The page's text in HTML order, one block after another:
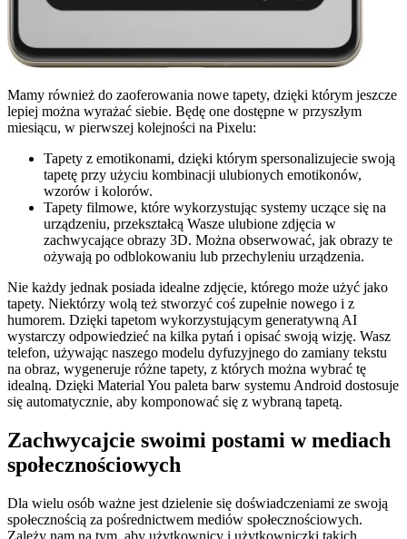
Mamy również do zaoferowania nowe tapety, dzięki którym jeszcze
lepiej można wyrażać siebie. Będę one dostępne w przyszłym
miesiącu, w pierwszej kolejności na Pixelu:
Tapety z emotikonami, dzięki którym spersonalizujecie swoją
tapetę przy użyciu kombinacji ulubionych emotikonów,
wzorów i kolorów.
Tapety filmowe, które wykorzystując systemy uczące się na
urządzeniu, przekształcą Wasze ulubione zdjęcia w
zachwycające obrazy 3D. Można obserwować, jak obrazy te
ożywają po odblokowaniu lub przechyleniu urządzenia.
Nie każdy jednak posiada idealne zdjęcie, którego może użyć jako
tapety. Niektórzy wolą też stworzyć coś zupełnie nowego i z
humorem. Dzięki tapetom wykorzystującym generatywną AI
wystarczy odpowiedzieć na kilka pytań i opisać swoją wizję. Wasz
telefon, używając naszego modelu dyfuzyjnego do zamiany tekstu
na obraz, wygeneruje różne tapety, z których można wybrać tę
idealną. Dzięki Material You paleta barw systemu Android dostosuje
się automatycznie, aby komponować się z wybraną tapetą.
Zachwycajcie swoimi postami w mediach
społecznościowych
Dla wielu osób ważne jest dzielenie się doświadczeniami ze swoją
społecznością za pośrednictwem mediów społecznościowych.
Zależy nam na tym, aby użytkownicy i użytkowniczki takich